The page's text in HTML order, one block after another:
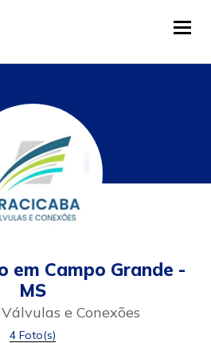
em Campo Grande -
MS
e Conexões
4 Foto(s)